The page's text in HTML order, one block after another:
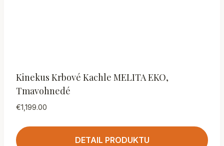
Kinekus Krbové Kachle MELITA EKO,
Tmavohnedé
€1,199.00
DETAIL PRODUKTU